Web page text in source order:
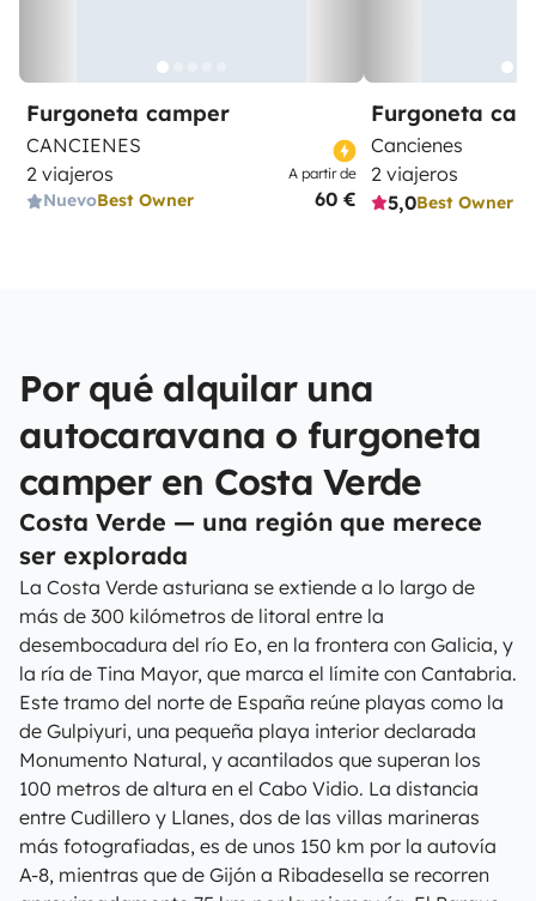
Furgoneta camper
CANCIENES
2 viajeros
NuevoBest Owner
A partir de
60 €
Furgoneta
Cancienes
2 viajeros
5,0Best Owner
Por qué alquilar una
autocaravana o furgoneta
camper en Costa Verde
Costa Verde — una región que merece
ser explorada
La Costa Verde asturiana se extiende a lo largo de
más de 300 kilómetros de litoral entre la
desembocadura del río Eo, en la frontera con Galicia, y
la ría de Tina Mayor, que marca el límite con Cantabria.
Este tramo del norte de España reúne playas como la
de Gulpiyuri, una pequeña playa interior declarada
Monumento Natural, y acantilados que superan los
100 metros de altura en el Cabo Vidio. La distancia
entre Cudillero y Llanes, dos de las villas marineras
más fotografiadas, es de unos 150 km por la autovía
A-8, mientras que de Gijón a Ribadesella se recorren